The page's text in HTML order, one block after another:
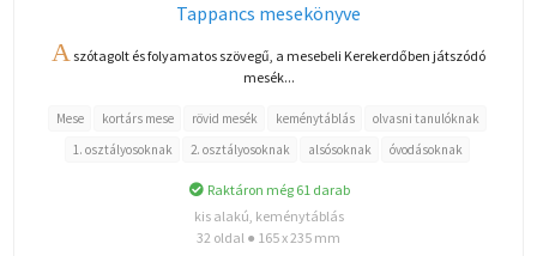
Tappancs mesekönyve
A szótagolt és folyamatos szövegű, a mesebeli Kerekerdőben játszódó
mesék...
Mese kortárs mese rövid mesék keménytáblás
olvasni tanulóknak
1. osztályosoknak
2. osztályosoknak alsósoknak óvodásoknak
Raktáron még 61 darab
kis alakú, keménytáblás
32 oldal ● 165 x 235 mm